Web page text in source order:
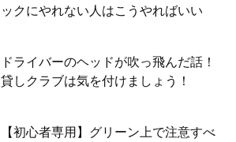
ックにやれない人はこうやればいい
ドライバーのヘッドが吹っ飛んだ話！
貸しクラブは気を付けましょう！
【初心者専用】グリーン上で注意すべ